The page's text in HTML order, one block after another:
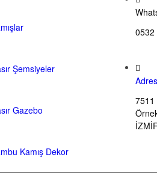
Şemsiyeler
Gazebo
Kamış Dekor
Adres
7511